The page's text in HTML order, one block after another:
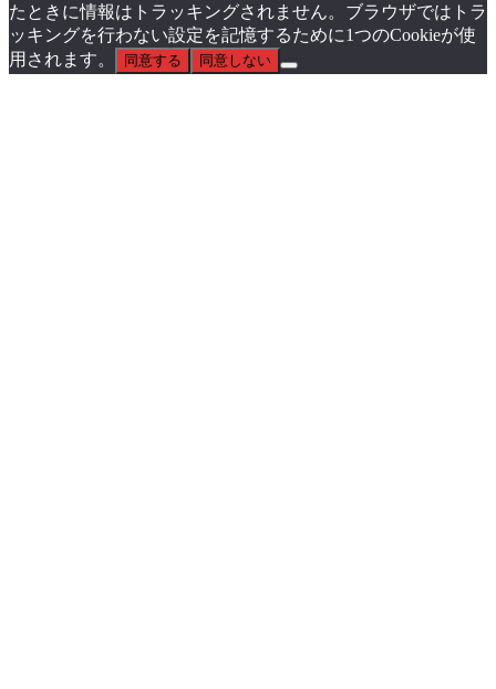
たときに情報はトラッキングされません。ブラウザではトラ
ッキングを行わない設定を記憶するために1つのCookieが使
用されます。
同意する 同意しない